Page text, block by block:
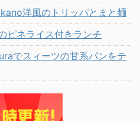
洋風のトリッパとまと麺
ピネライス付きランチ
でスィーツの甘系パンをテ